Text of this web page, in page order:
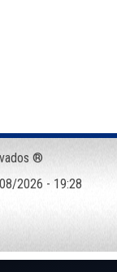
®
2026 - 19:28